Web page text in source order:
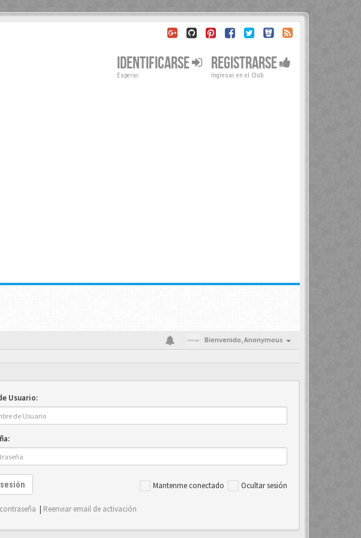
IDENTIFICARSE
Esperar
REGISTRARSE
Ingresar en el Club
Bienvenido,Anonymous
Usuario:
Mantenme conectado Ocultar sesión
| Reenviar email de activación